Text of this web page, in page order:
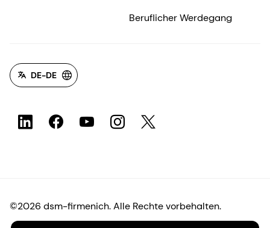
Beruflicher Werdegang
DE-DE
©2026 dsm-firmenich. Alle Rechte vorbehalten.